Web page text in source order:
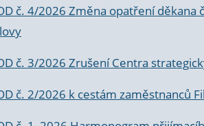
č. 4/2026 Změna opatření děkana
č. 3/2026 Zrušení Centra
č. 2/2026 k cestám zaměstnanců